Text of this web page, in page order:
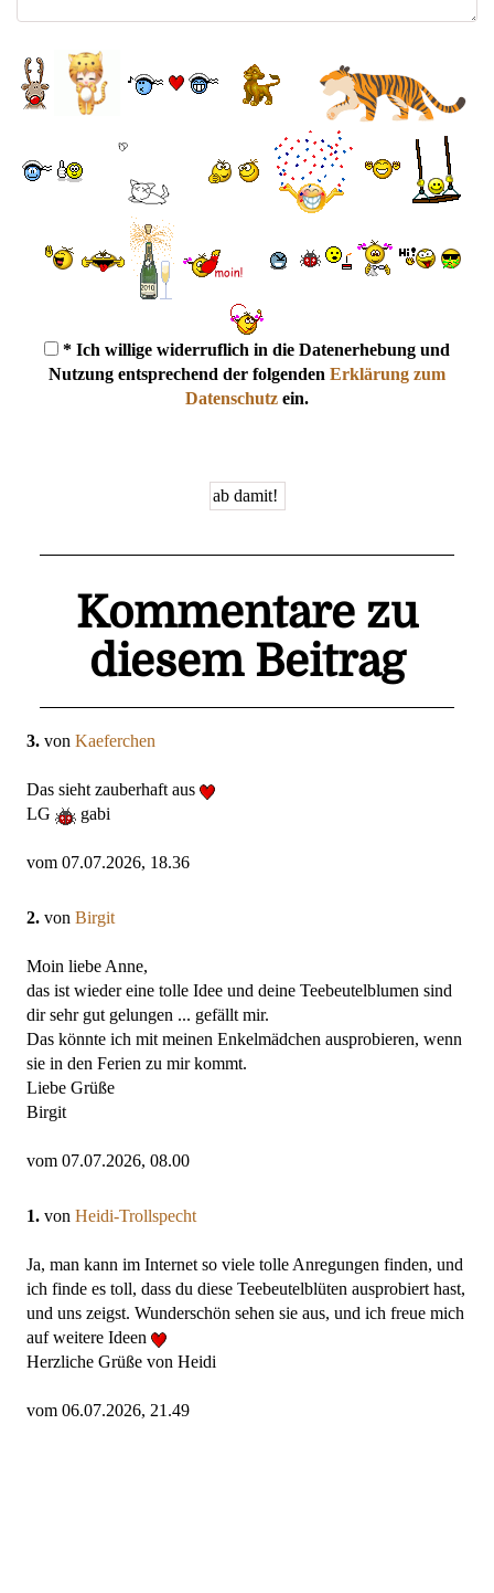
* Ich willige widerruflich in die Datenerhebung und
Nutzung entsprechend der folgenden Erklärung zum
Datenschutz ein.
Kommentare zu
diesem Beitrag
3. von Kaeferchen
Das sieht zauberhaft aus
LG
gabi
vom 07.07.2026, 18.36
2. von Birgit
Moin liebe Anne,
das ist wieder eine tolle Idee und deine Teebeutelblumen sind
dir sehr gut gelungen ... gefällt mir.
Das könnte ich mit meinen Enkelmädchen ausprobieren, wenn
sie in den Ferien zu mir kommt.
Liebe Grüße
Birgit
vom 07.07.2026, 08.00
1. von Heidi-Trollspecht
Ja, man kann im Internet so viele tolle Anregungen finden, und
ich finde es toll, dass du diese Teebeutelblüten ausprobiert hast,
und uns zeigst. Wunderschön sehen sie aus, und ich freue mich
auf weitere Ideen
Herzliche Grüße von Heidi
vom 06.07.2026, 21.49